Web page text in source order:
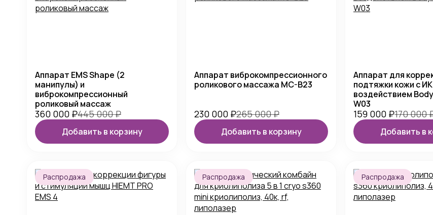
Аппарат EMS Shape (2
манипулы) и
виброкомпрессионный
роликовый массаж
360 000 ₽445 000₽
Добавить в корзину
Аппарат виброкомпрессионного
роликового массажа MC-B23
230 000 ₽265 000₽
Добавить в корзину
Аппарат для
подтяжки кожи с ИК
воздействием
W03
159 000 ₽170 000
Добавить в
Распродажа Распродажа Распродажа